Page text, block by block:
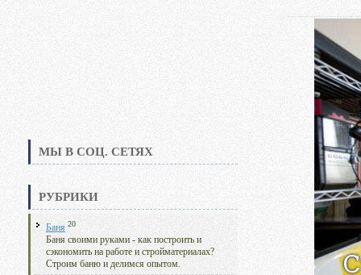
МЫ В СОЦ. СЕТЯХ
РУБРИКИ
Баня 20
Баня своими руками - как построить и
сэкономить на работе и стройматериалах?
Строим баню и делимся опытом.